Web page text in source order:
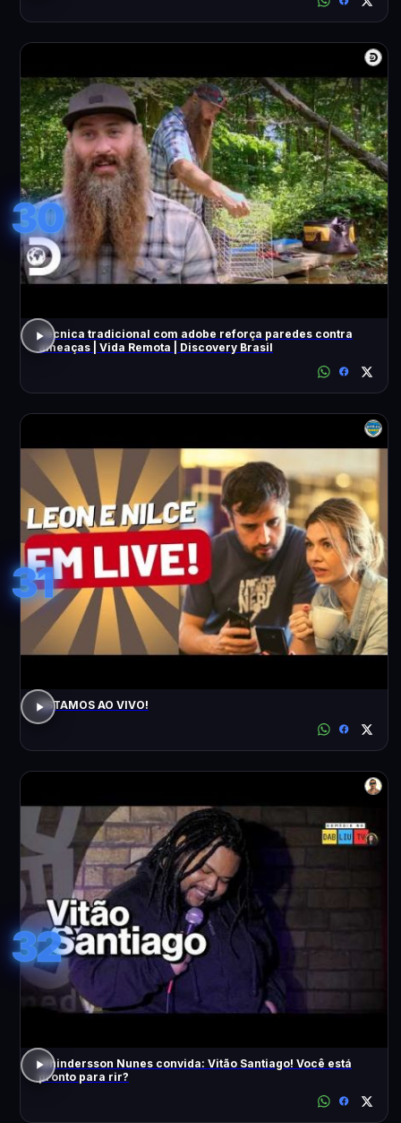
30
Técnica tradicional com adobe reforça paredes contra
ameaças | Vida Remota | Discovery Brasil
31
ESTAMOS AO VIVO!
32
Whindersson Nunes convida: Vitão Santiago! Você está
pronto para rir?